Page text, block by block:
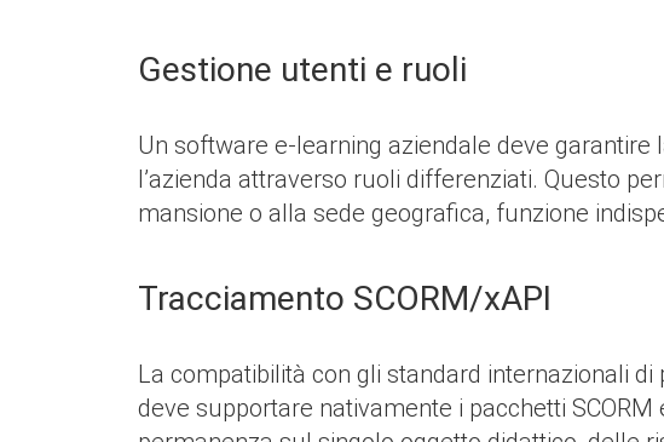
Gestione utenti e ruoli
Un software e-learning aziendale deve garantire
l’azienda attraverso ruoli differenziati. Questo
mansione o alla sede geografica, funzione
Tracciamento SCORM/xAPI
La compatibilità con gli standard internazionali
deve supportare nativamente i pacchetti